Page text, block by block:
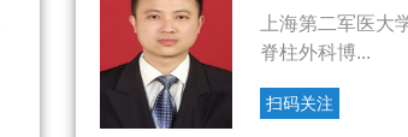
上海第二军医大
脊柱外科博...
扫码关注